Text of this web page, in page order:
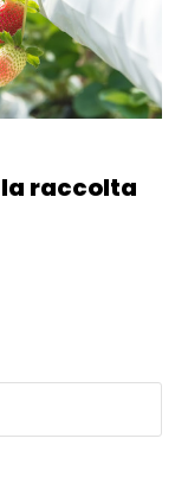
raccolta